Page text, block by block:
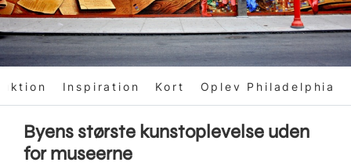
Inspiration Kort Oplev Philadelphia
Byens største kunstoplevelse uden
for museerne